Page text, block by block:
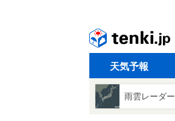
天気予報
雨雲レーダー